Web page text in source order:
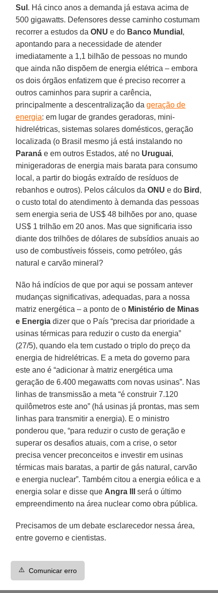
Sul . Há cinco anos a demanda já estava acima de
500 gigawatts. Defensores desse caminho costumam
recorrer a estudos daONU e do Banco Mundial ,
apontando para a necessidade de atender
imediatamente a 1,1 bilhão de pessoas no mundo
que ainda não dispõem de energia elétrica – embora
os dois órgãos enfatizem que é preciso recorrer a
outros caminhos para suprir a carência,
principalmente a descentralização dageração de
energia: em lugar de grandes geradoras, mini-
hidrelétricas, sistemas solares domésticos, geração
localizada (o Brasil mesmo já está instalando no
Paraná e em outros Estados, até no Uruguai,
minigeradoras de energia mais barata para consumo
local, a partir do biogás extraído de resíduos de
rebanhos e outros). Pelos cálculos daONU e do Bird ,
o custo total do atendimento à demanda das pessoas
sem energia seria de US$ 48 bilhões por ano, quase
US$ 1 trilhão em 20 anos. Mas que significaria isso
diante dos trilhões de dólares de subsídios anuais ao
uso de combustíveis fósseis, como petróleo, gás
natural e carvão mineral?
Não há indícios de que por aqui se possam antever
mudanças significativas, adequadas, para a nossa
matriz energética – a ponto de o Ministério de Minas
e Energia dizer que o País “precisa dar prioridade a
usinas térmicas para reduzir o custo da energia”
(27/5), quando ela tem custado o triplo do preço da
energia de hidrelétricas. E a meta do governo para
este ano é “adicionar à matriz energética uma
geração de 6.400 megawatts com novas usinas”. Nas
linhas de transmissão a meta “é construir 7.120
quilômetros este ano” (há usinas já prontas, mas sem
linhas para transmitir a energia). E o ministro
ponderou que, “para reduzir o custo de geração e
superar os desafios atuais, com a crise, o setor
precisa vencer preconceitos e investir em usinas
térmicas mais baratas, a partir de gás natural, carvão
e energia nuclear”. Também citou a energia eólica e a
energia solar e disse que Angra III
será o último
empreendimento na área nuclear como obra pública.
Precisamos de um debate esclarecedor nessa área,
entre governo e cientistas.
⚠️ Comunicar erro